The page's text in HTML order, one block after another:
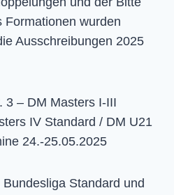
Formationen wurden
Ausschreibungen 2025
3 – DM Masters I-III
IV Standard / DM U21
24.-25.05.2025
Standard und